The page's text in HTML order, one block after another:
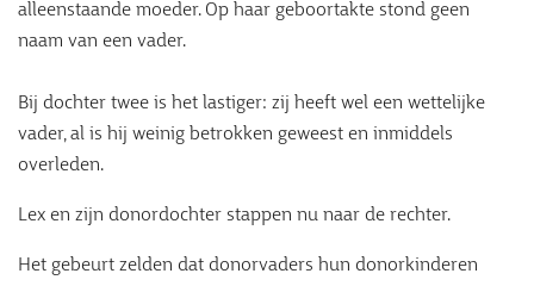
alleenstaande moeder. Op haar geboortakte stond geen
naam van een vader.
Bij dochter twee is het lastiger: zij heeft wel een wettelijke
vader, al is hij weinig betrokken geweest en inmiddels
overleden.
Lex en zijn donordochter stappen nu naar de rechter.
Het gebeurt zelden dat donorvaders hun donorkinderen